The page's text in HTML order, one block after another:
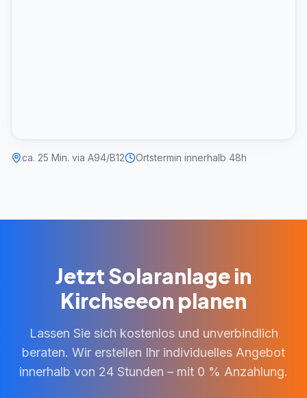
ca. 25 Min. via A94/B12 Ortstermin innerhalb 48h
Jetzt Solaranlage in
Kirchseeon planen
Lassen Sie sich kostenlos und unverbindlich
beraten. Wir erstellen Ihr individuelles Angebot
innerhalb von 24 Stunden – mit 0 % Anzahlung.